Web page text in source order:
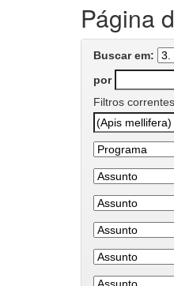
Página
Buscar em:
por
Filtros